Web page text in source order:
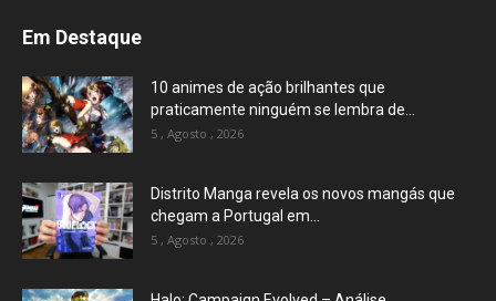
Em Destaque
10 animes de ação brilhantes que
praticamente ninguém se lembra de...
5 , Agosto , 2026
Distrito Manga revela os novos mangás que
chegam a Portugal em...
5 , Agosto , 2026